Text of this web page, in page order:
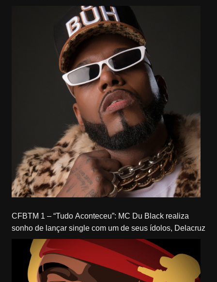
CFBTM 1 – “Tudo Aconteceu”: MC Du Black realiza
sonho de lançar single com um de seus ídolos, Delacruz